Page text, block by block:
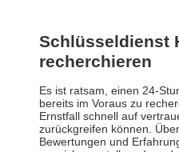
Schlüsseldienst
recherchieren
Es ist ratsam, einen 24-
bereits im Voraus zu
Ernstfall schnell auf
zurückgreifen können.
Bewertungen und